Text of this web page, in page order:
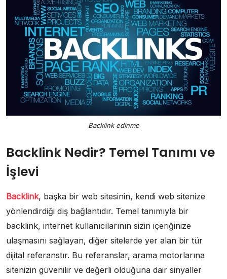
Backlink edinme
Backlink Nedir? Temel Tanımı ve
İşlevi
Backlink, başka bir web sitesinin, kendi web sitenize
yönlendirdiği dış bağlantıdır. Temel tanımıyla bir
backlink, internet kullanıcılarının sizin içeriğinize
ulaşmasını sağlayan, diğer sitelerde yer alan bir tür
dijital referanstır. Bu referanslar, arama motorlarına
sitenizin güvenilir ve değerli olduğuna dair sinyaller